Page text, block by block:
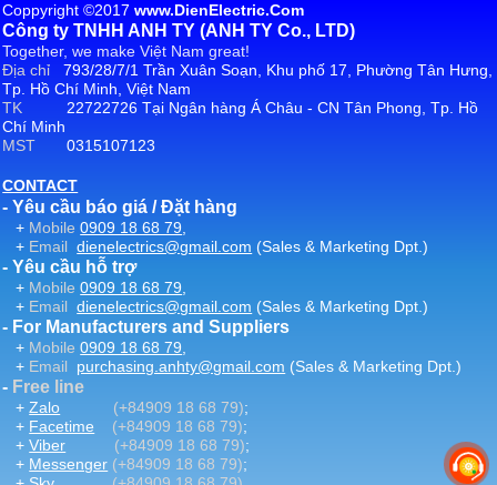
Coppyright ©2017www.DienElectric.Com
Công ty TNHH ANH TY (ANH TY Co., LTD)
Together, we make Việt Nam great!
Địa chỉ793/28/7/1 Trần Xuân Soạn, Khu phố 17, Phường Tân Hưng,
Tp. Hồ Chí Minh, Việt Nam
TK 22722726 Tại Ngân hàng Á Châu - CN Tân Phong, Tp. Hồ
Chí Minh
MST0315107123
CONTACT
- Yêu cầu báo giá / Đặt hàng
+ Mobile 0909 18 68 79
+ Email dienelectrics@gmail.com (Sales & Marketing Dpt.)
- Yêu cầu hỗ trợ
+ Mobile 0909 18 68 79
+ Email dienelectrics@gmail.com (Sales & Marketing Dpt.)
- For Manufacturers and Suppliers
+ Mobile 0909 18 68 79
+ Email purchasing.anhty@gmail.com (Sales & Marketing Dpt.)
- Free line
+Zalo (+84909 18 68 79);
+ Facetime (+84909 18 68 79);
+Viber (+84909 18 68 79);
+ Messenger (+84909 18 68 79);